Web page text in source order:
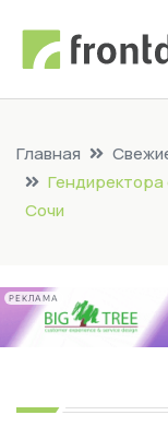
Главная
Гендиректора
Сочи
РЕКЛАМА